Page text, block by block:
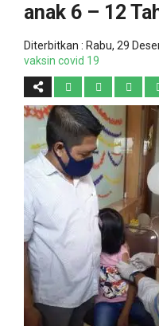
anak 6 – 12
Diterbitkan : Rabu, 29
vaksin covid 19